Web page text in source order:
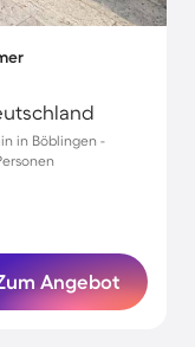
in Böblingen -
Angebot